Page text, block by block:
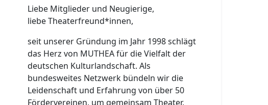
Liebe Mitglieder und Neugierige,
liebe Theaterfreund*innen,
seit unserer Gründung im Jahr 1998 schlägt
das Herz von MUTHEA für die Vielfalt der
deutschen Kulturlandschaft. Als
bundesweites Netzwerk bündeln wir die
Leidenschaft und Erfahrung von über 50
Fördervereinen, um gemeinsam Theater,